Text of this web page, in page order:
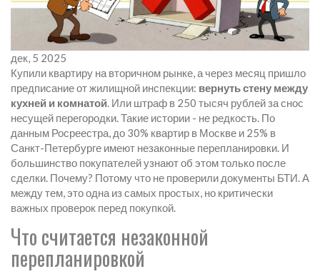
дек, 5 2025
Купили квартиру на вторичном рынке, а через месяц пришло
предписание от жилищной инспекции: вернуть стену между
кухней и комнатой. Или штраф в 250 тысяч рублей за снос
несущей перегородки. Такие истории - не редкость. По
данным Росреестра, до 30% квартир в Москве и 25% в
Санкт-Петербурге имеют незаконные перепланировки. И
большинство покупателей узнают об этом только после
сделки. Почему? Потому что не проверили документы БТИ. А
между тем, это одна из самых простых, но критически
важных проверок перед покупкой.
Что считается незаконной
перепланировкой